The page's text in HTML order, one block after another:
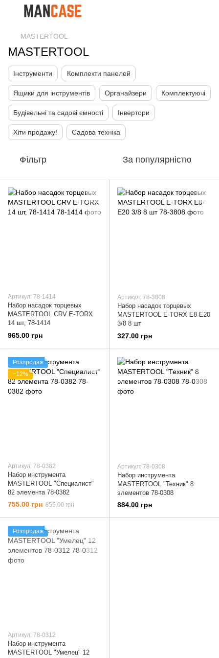
MASTERTOOL
MASTERTOOL
Інструменти Комплекти панелей
Ящики для інструментів Органайзери Комплектуючі
Будівельні та садові ємності Інвертори
Хіти продажу! Садова техніка
Фільтр За популярністю
Артикул: 78-1414
Набор насадок торцевых
MASTERTOOL CRV E-TORX
14 шт, 78-1414
965.00 грн
Артикул: 78-3808
Набор насадок торцевых
MASTERTOOL E-TORX E8-E20
3/8 8 шт
327.00 грн
Розпродаж
−12%
Артикул: 78-0382
Набор инструмента
MASTERTOOL "Специалист"
82 элемента 78-0382
755.00 грн 855.00 грн
Артикул: 78-0308
Набор инструмента
MASTERTOOL "Техник" 8
элементов 78-0308
884.00 грн
Розпродаж
Артикул: 78-0312
Набор инструмента
MASTERTOOL "Умелец" 12